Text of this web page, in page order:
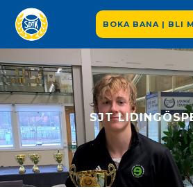
BOKA BANA | BLI
SJT